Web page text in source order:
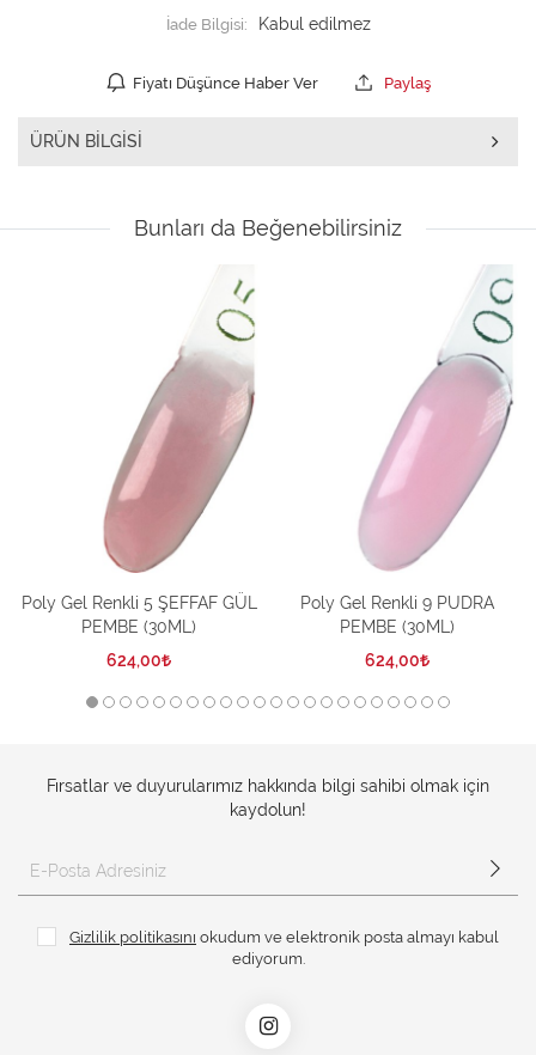
İade Bilgisi:
Fiyatı Düşünce Haber Ver Paylaş
ÜRÜN BILGISI
Bunları da Beğenebilirsiniz
Poly Gel Renkli 5 ŞEFFAF GÜL
PEMBE (30ML)
624,00
Poly Gel Renkli 9 PUDRA
PEMBE (30ML)
624,00
Fırsatlar ve duyurularımız hakkında bilgi sahibi olmak için
kaydolun!
Gizlilik politikasını okudum ve elektronik posta almayı kabul
ediyorum.